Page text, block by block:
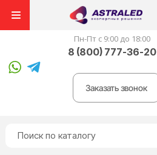
Пн-Пт с 9:00 до 18:00
8 (800) 777-36-20
Заказать звонок